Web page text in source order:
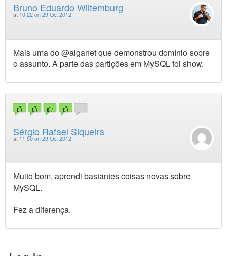
Bruno Eduardo Wiltemburg
at 10:22 on 29 Oct 2012
Mais uma do @alganet que demonstrou domínio sobre
o assunto. A parte das partições em MySQL foi show.
Sérgio Rafael Siqueira
at 11:50 on 29 Oct 2012
Muito bom, aprendi bastantes coisas novas sobre
MySQL.
Fez a diferença.